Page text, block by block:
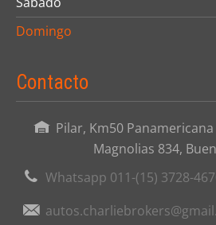
Domingo
Contacto
Pilar, Km50 Panamericana
Magnolias 834,
Whatsapp 011-(15) 3728-